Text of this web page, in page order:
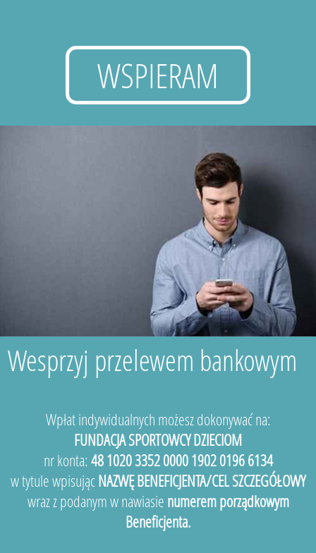
WSPIERAM
Wesprzyj przelewem bankowym
Wpłat indywidualnych możesz dokonywać na:
FUNDACJA SPORTOWCY DZIECIOM
nr konta: 48 1020 3352 0000 1902 0196 6134
w tytule wpisującNAZWĘ BENEFICJENTA/CEL SZCZEGÓŁOWY
wraz z podanym w nawiasie numerem porządkowym
Beneficjenta.